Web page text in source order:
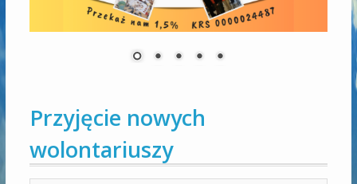
Przyjęcie nowych
wolontariuszy